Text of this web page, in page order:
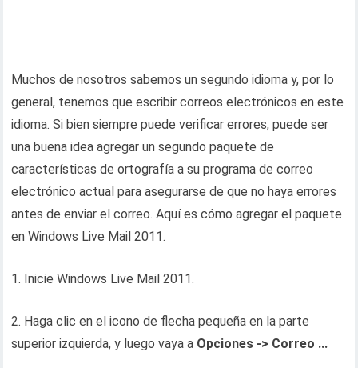
Muchos de nosotros sabemos un segundo idioma y, por lo
general, tenemos que escribir correos electrónicos en este
idioma. Si bien siempre puede verificar errores, puede ser
una buena idea agregar un segundo paquete de
características de ortografía a su programa de correo
electrónico actual para asegurarse de que no haya errores
antes de enviar el correo. Aquí es cómo agregar el paquete
en Windows Live Mail 2011.
1. Inicie Windows Live Mail 2011.
2. Haga clic en el icono de flecha pequeña en la parte
superior izquierda, y luego vaya a Opciones -> Correo ...